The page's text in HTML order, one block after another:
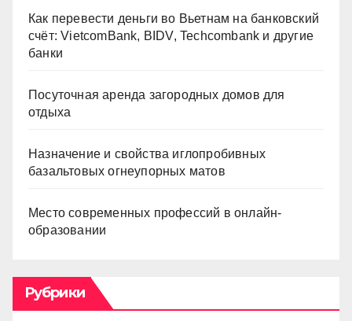
Как перевести деньги во Вьетнам на банковский
счёт: VietcomBank, BIDV, Techcombank и другие
банки
Посуточная аренда загородных домов для
отдыха
Назначение и свойства иглопробивных
базальтовых огнеупорных матов
Место современных профессий в онлайн-
образовании
Рубрики